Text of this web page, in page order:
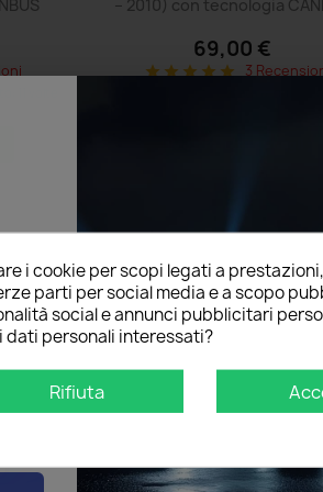
– 2010) con tecnologia
69,00 €
star star star star star 3
i cookie per scopi legati a
parti per social media e a scopo
social e annunci pubblicitari
dati personali interessati?
Rifiuta
il